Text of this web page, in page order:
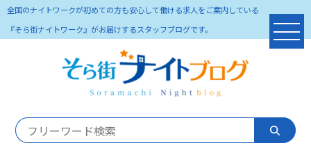
全国のナイトワークが初めての方も安心して働ける求人をご案内している
『そら街ナイトワーク』がお届けするスタッフブログです。